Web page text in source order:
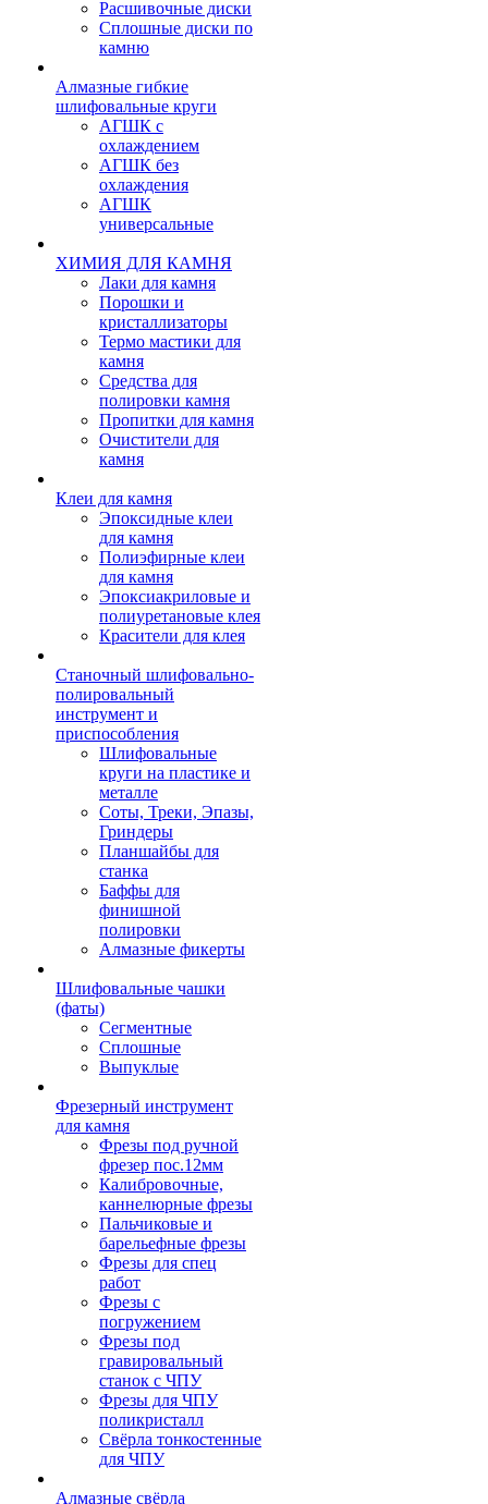
Расшивочные диски
Сплошные диски по
камню
Алмазные гибкие
шлифовальные круги
АГШК с
охлаждением
АГШК без
охлаждения
АГШК
универсальные
ХИМИЯ ДЛЯ КАМНЯ
Лаки для камня
Порошки и
кристаллизаторы
Термо мастики для
камня
Средства для
полировки камня
Пропитки для камня
Очистители для
камня
Клеи для камня
Эпоксидные клеи
для камня
Полиэфирные клеи
для камня
Эпоксиакриловые и
полиуретановые клея
Красители для клея
Станочный шлифовально-
полировальный
инструмент и
приспособления
Шлифовальные
круги на пластике и
металле
Соты, Треки, Эпазы,
Гриндеры
Планшайбы для
станка
Баффы для
финишной
полировки
Алмазные фикерты
Шлифовальные чашки
(фаты)
Сегментные
Сплошные
Выпуклые
Фрезерный инструмент
для камня
Фрезы под ручной
фрезер пос.12мм
Калибровочные,
каннелюрные фрезы
Пальчиковые и
барельефные фрезы
Фрезы для спец
работ
Фрезы с
погружением
Фрезы под
гравировальный
станок с ЧПУ
Фрезы для ЧПУ
поликристалл
Свёрла тонкостенные
для ЧПУ
Алмазные свёрла